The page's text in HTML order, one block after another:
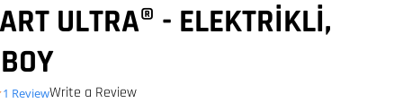
ULTRA® - ELEKTRIKLI,
4.0 star rating
1 ReviewWrite a Review